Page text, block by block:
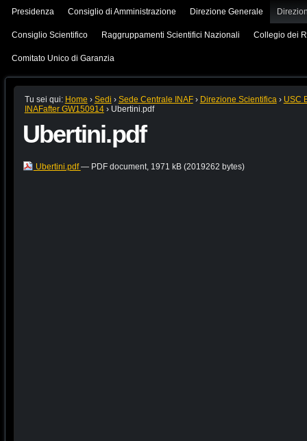
Presidenza Consiglio di Amministrazione Direzione Generale
Consiglio Scientifico Raggruppamenti Scientifici Nazionali Collegio dei
Comitato Unico di Garanzia
Tu sei qui: Home › Sedi › Sede Centrale INAF › Direzione Scientifica › USC
INAFafter GW150914 › Ubertini.pdf
Ubertini.pdf
Ubertini.pdf— PDF document, 1971 kB (2019262 bytes)